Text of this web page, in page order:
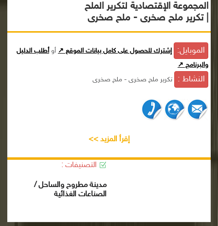
المجموعة الإقتصادية لتكرير الملح
| تكرير ملح صخرى - ملح صخرى
الموبايل: إشترك للحصول على كامل بيانات الموقع ↗ أوأطلب الدليل
والبرنامج ↗
النشاط : تكرير ملح صخرى - ملح صخرى
إقرأ المزيد >>
التصنيفات :
مدينة مطروح والساحل /
الصناعات الغذائية